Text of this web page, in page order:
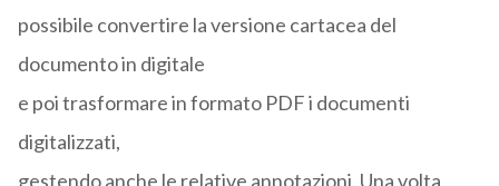
possibile convertire la versione cartacea del
documento in digitale
e poi trasformare in formato PDF i documenti
digitalizzati,
gestendo anche le relative annotazioni. Una volta